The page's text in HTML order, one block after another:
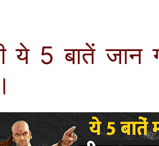
ये 5 बातें जान